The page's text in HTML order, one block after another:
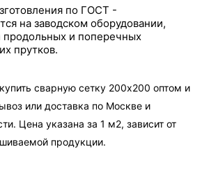
по ГОСТ -
на заводском оборудовании,
продольных и поперечных
прутков.
сварную сетку 200х200 оптом и
или доставка по Москве и
Цена указана за 1 м2, зависит от
продукции.